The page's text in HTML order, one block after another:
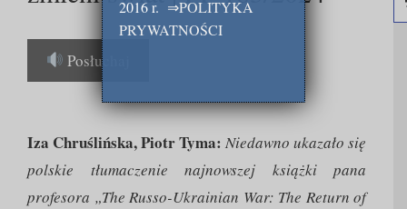
Posłuchaj
Iza Chruślińska, Piotr Tyma: Niedawno ukazało się
polskie tłumaczenie najnowszej książki pana
profesora „The Russo-Ukrainian War: The Return of
2016 r. ⇒POLITYKA
PRYWATNOŚCI